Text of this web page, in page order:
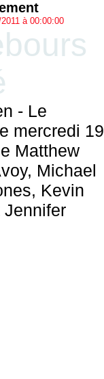
à 00:00:00
- Le
mercredi 19
Matthew
Michael
Kevin
Jennifer